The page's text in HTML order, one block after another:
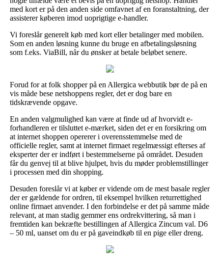
med kort er på den anden side omfavnet af en foranstaltning, der
assisterer køberen imod uoprigtige e-handler.
Vi foreslår generelt køb med kort eller betalinger med mobilen.
Som en anden løsning kunne du bruge en afbetalingsløsning
som f.eks. ViaBill, når du ønsker at betale beløbet senere.
Forud for at folk shopper på en Allergica webbutik bør de på en
vis måde bese netshoppens regler, det er dog bare en
tidskrævende opgave.
En anden valgmulighed kan være at finde ud af hvorvidt e-
forhandleren er tilsluttet e-mærket, siden det er en forsikring om
at internet shoppen opererer i overensstemmelse med de
officielle regler, samt at internet firmaet regelmæssigt efterses af
eksperter der er indført i bestemmelserne på området. Desuden
får du genvej til at blive hjulpet, hvis du møder problemstillinger
i processen med din shopping.
Desuden foreslår vi at køber er vidende om de mest basale regler
der er gældende for ordren, til eksempel hvilken returrettighed
online firmaet anvender. I den forbindelse er det på samme måde
relevant, at man stadig gemmer ens ordrekvittering, så man i
fremtiden kan bekræfte bestillingen af Allergica Zincum val. D6
– 50 ml, uanset om du er på gaveindkøb til en pige eller dreng.